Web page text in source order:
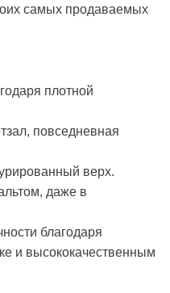
самых продаваемых
плотной
повседневная
верх.
даже в
благодаря
и высококачественным